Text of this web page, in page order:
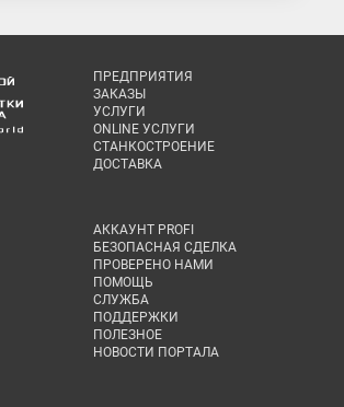
ПРЕДПРИЯТИЯ
ЗАКАЗЫ
УСЛУГИ
ONLINE УСЛУГИ
СТАНКОСТРОЕНИЕ
ДОСТАВКА
АККАУНТ PROFI
БЕЗОПАСНАЯ СДЕЛКА
ПРОВЕРЕНО НАМИ
ПОМОЩЬ
СЛУЖБА
ПОДДЕРЖКИ
ПОЛЕЗНОЕ
НОВОСТИ ПОРТАЛА